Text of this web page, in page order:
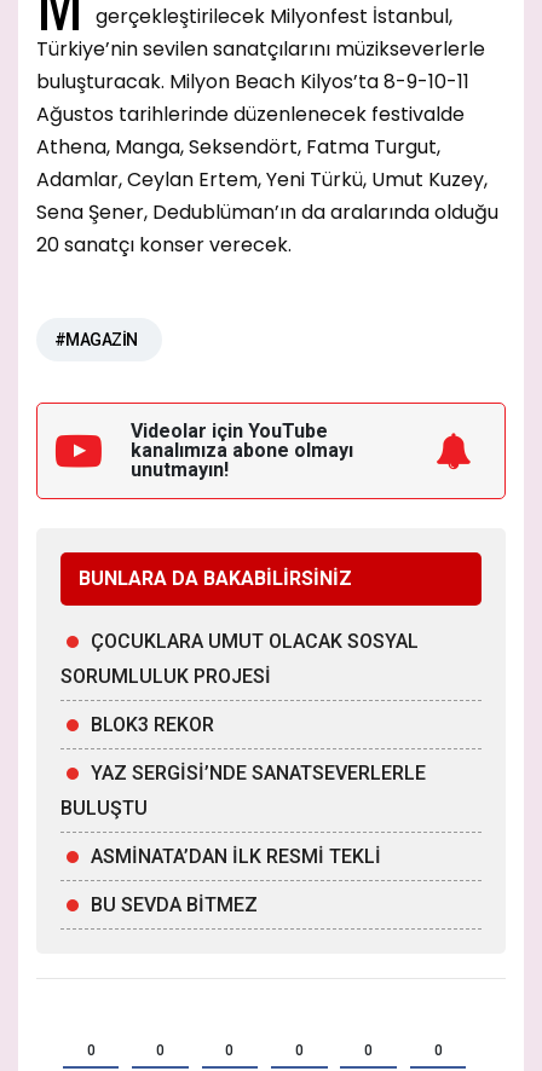
gerçekleştirilecek Milyonfest İstanbul,
Türkiye’nin sevilen sanatçılarını müzikseverlerle
buluşturacak. Milyon Beach Kilyos’ta 8-9-10-11
Ağustos tarihlerinde düzenlenecek festivalde
Athena, Manga, Seksendört, Fatma Turgut,
Adamlar, Ceylan Ertem, Yeni Türkü, Umut Kuzey,
Sena Şener, Dedublüman’ın da aralarında olduğu
20 sanatçı konser verecek.
#MAGAZİN
Videolar için YouTube
kanalımıza abone olmayı
unutmayın!
BUNLARA DA BAKABİLİRSİNİZ
ÇOCUKLARA UMUT OLACAK SOSYAL
SORUMLULUK PROJESİ
BLOK3 REKOR
YAZ SERGİSİ’NDE SANATSEVERLERLE
BULUŞTU
ASMİNATA’DAN İLK RESMİ TEKLİ
BU SEVDA BİTMEZ
0 0 0 0 0 0